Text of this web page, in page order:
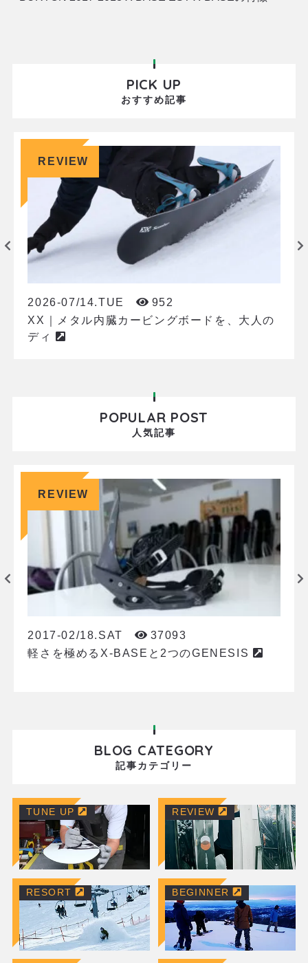
PICK UP
おすすめ記事
REVIEW
2026-07/14.TUE
952
XX｜メタル内臓カービングボードを、大人の
ディ
POPULAR POST
人気記事
REVIEW
2017-02/18.SAT
37093
軽さを極めるX-BASEと2つのGENESIS
BLOG CATEGORY
記事カテゴリー
TUNE UP REVIEW
RESORT BEGINNER